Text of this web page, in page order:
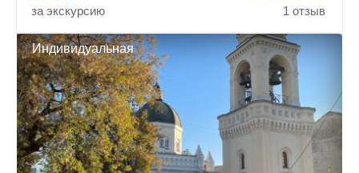
за экскурсию 1 отзыв
Индивидуальная